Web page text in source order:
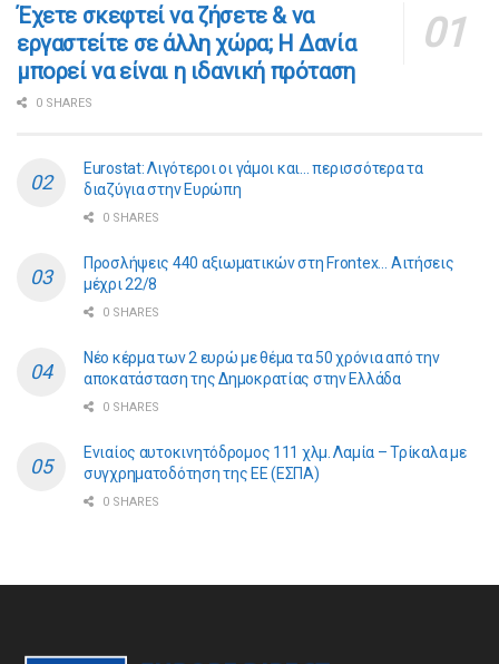
​​Έχετε σκεφτεί να ζήσετε & να
εργαστείτε σε άλλη χώρα; Η Δανία
μπορεί να είναι η ιδανική πρόταση
0 SHARES
Eurostat: Λιγότεροι οι γάμοι και… περισσότερα τα
διαζύγια στην Ευρώπη
0 SHARES
Προσλήψεις 440 αξιωματικών στη Frontex… Αιτήσεις
μέχρι 22/8
0 SHARES
Νέο κέρμα των 2 ευρώ με θέμα τα 50 χρόνια από την
αποκατάσταση της Δημοκρατίας στην Ελλάδα
0 SHARES
Ενιαίος αυτοκινητόδρομος 111 χλμ. Λαμία – Τρίκαλα με
συγχρηματοδότηση της ΕE (ΕΣΠΑ)
0 SHARES